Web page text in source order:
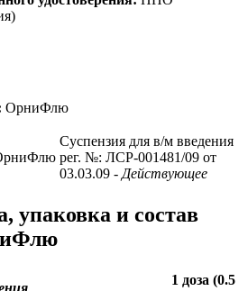
ОрниФлю
Суспензия для в/м введения
рег. №: ЛСР-001481/09 от
03.03.09 - Действующее
упаковка и состав
1 доза (0.5